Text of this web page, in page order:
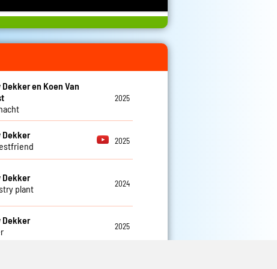
Dekker en Koen Van
2025
Dekker
2025
Dekker
plant
2024
Dekker
2025